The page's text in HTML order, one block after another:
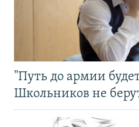
"Путь до армии
Школьников не